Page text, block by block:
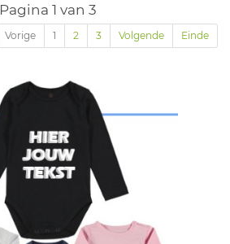
Pagina 1 van 3
Vorige 1 2 3 Volgende Einde